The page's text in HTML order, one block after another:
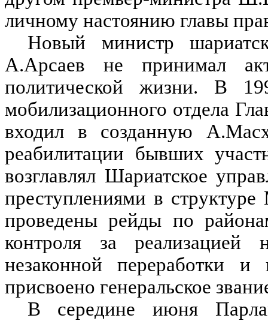
личному настоянию главы
Новый министр
А.Арсаев не принимал
политической жизни. В
мобилизационного отдела
входил в созданную
реабилитации бывших
возглавлял Шариатское
преступлениями в
проведены рейды по
контроля за реализацией
незаконной переработки
присвоено генеральское
В середине июня